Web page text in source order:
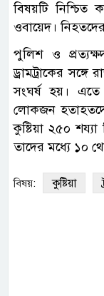
বিষয়টি নিশ্চিত
ওবায়েদ।
পুলিশ ও
ড্রামট্রাকের সঙ্গে
সংঘর্ষ হয়। এতে
লোকজন
কুষ্টিয়া ২৫০ শয্যা
তাদের মধ্যে ১০
বিষয়: কুষ্টিয়া